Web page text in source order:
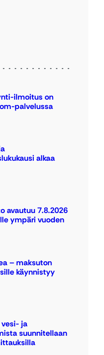
ilmoitus on
palvelussa
alkaa
avautuu 7.8.2026
ympäri vuoden
– maksuton
käynnistyy
ja
suunnitellaan